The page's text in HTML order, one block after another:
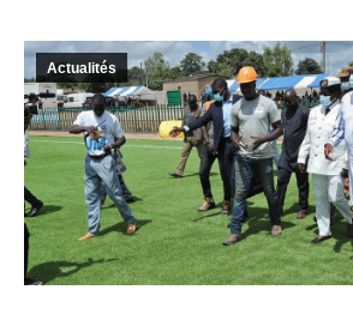
Actualités